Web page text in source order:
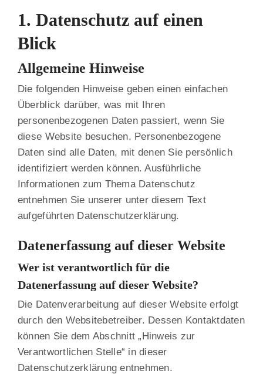
1. Datenschutz auf einen
Blick
Allgemeine Hinweise
Die folgenden Hinweise geben einen einfachen
Überblick darüber, was mit Ihren
personenbezogenen Daten passiert, wenn Sie
diese Website besuchen. Personenbezogene
Daten sind alle Daten, mit denen Sie persönlich
identifiziert werden können. Ausführliche
Informationen zum Thema Datenschutz
entnehmen Sie unserer unter diesem Text
aufgeführten Datenschutzerklärung.
Datenerfassung auf dieser Website
Wer ist verantwortlich für die
Datenerfassung auf dieser Website?
Die Datenverarbeitung auf dieser Website erfolgt
durch den Websitebetreiber. Dessen Kontaktdaten
können Sie dem Abschnitt „Hinweis zur
Verantwortlichen Stelle“ in dieser
Datenschutzerklärung entnehmen.